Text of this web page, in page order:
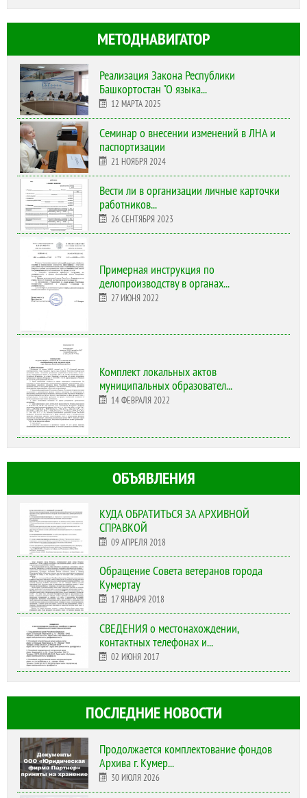
МЕТОДНАВИГАТОР
Реализация Закона Республики
Башкортостан "О языка...
12 МАРТА 2025
Cеминар о внесении изменений в ЛНА и
паспортизации
21 НОЯБРЯ 2024
Вести ли в организации личные карточки
работников...
26 СЕНТЯБРЯ 2023
Примерная инструкция по
делопроизводству в органах...
27 ИЮНЯ 2022
Комплект локальных актов
муниципальных образовател...
14 ФЕВРАЛЯ 2022
ОБЪЯВЛЕНИЯ
КУДА ОБРАТИТЬСЯ ЗА АРХИВНОЙ
СПРАВКОЙ
09 АПРЕЛЯ 2018
Обращение Совета ветеранов города
Кумертау
17 ЯНВАРЯ 2018
СВЕДЕНИЯ о местонахождении,
контактных телефонах и...
02 ИЮНЯ 2017
ПОСЛЕДНИЕ НОВОСТИ
Продолжается комплектование фондов
Архива г. Кумер...
30 ИЮЛЯ 2026